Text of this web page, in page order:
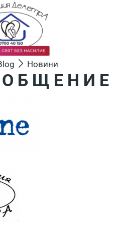
Новини
Б Щ Е Н И Е